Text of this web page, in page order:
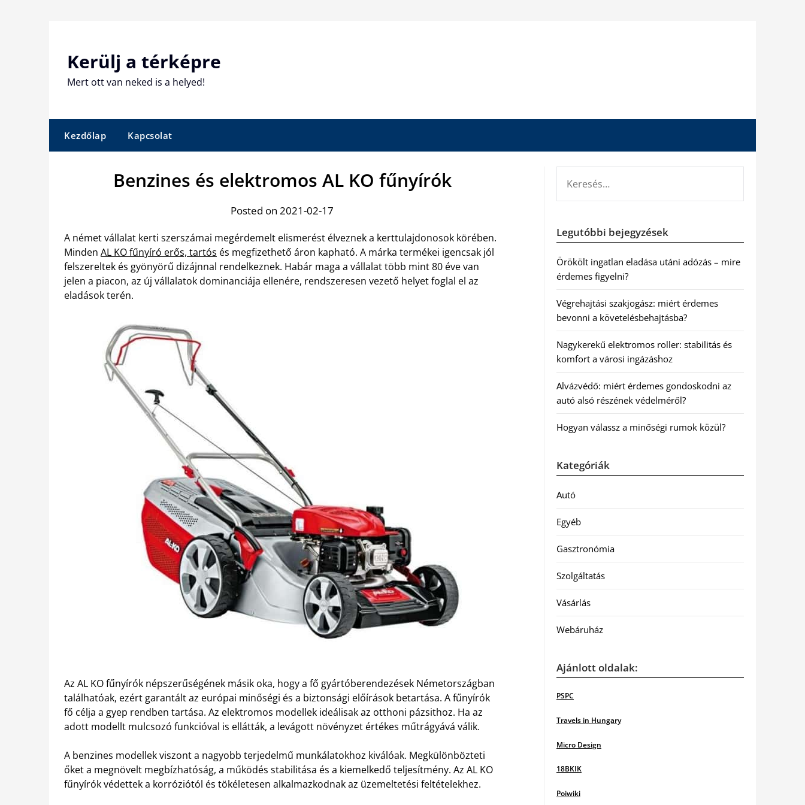
Kerülj a térképre
Mert ott van neked is a helyed!
Kezdőlap Kapcsolat
Benzines és elektromos AL KO fűnyírók
Posted on 2021-02-17
A német vállalat kerti szerszámai megérdemelt elismerést élveznek a kerttulajdonosok körében.
Minden AL KO fűnyíró erős, tartós és megfizethető áron kapható. A márka termékei igencsak jól
felszereltek és gyönyörű dizájnnal rendelkeznek. Habár maga a vállalat több mint 80 éve van
jelen a piacon, az új vállalatok dominanciája ellenére, rendszeresen vezető helyet foglal el az
eladások terén.
Az AL KO fűnyírók népszerűségének másik oka, hogy a fő gyártóberendezések Németországban
találhatóak, ezért garantált az európai minőségi és a biztonsági előírások betartása. A fűnyírók
fő célja a gyep rendben tartása. Az elektromos modellek ideálisak az otthoni pázsithoz. Ha az
adott modellt mulcsozó funkcióval is ellátták, a levágott növényzet értékes műtrágyává válik.
A benzines modellek viszont a nagyobb terjedelmű munkálatokhoz kiválóak. Megkülönbözteti
őket a megnövelt megbízhatóság, a működés stabilitása és a kiemelkedő teljesítmény. Az AL KO
fűnyírók védettek a korróziótól és tökéletesen alkalmazkodnak az üzemeltetési feltételekhez.
Legutóbbi bejegyzések
Örökölt ingatlan eladása utáni adózás – mire
érdemes figyelni?
Végrehajtási szakjogász: miért érdemes
bevonni a követelésbehajtásba?
Nagykerekű elektromos roller: stabilitás és
komfort a városi ingázáshoz
Alvázvédő: miért érdemes gondoskodni az
autó alsó részének védelméről?
Hogyan válassz a minőségi rumok közül?
Kategóriák
Autó
Egyéb
Gasztronómia
Szolgáltatás
Vásárlás
Webáruház
Ajánlott oldalak:
PSPC
Travels in Hungary
Micro Design
18BKIK
Poiwiki